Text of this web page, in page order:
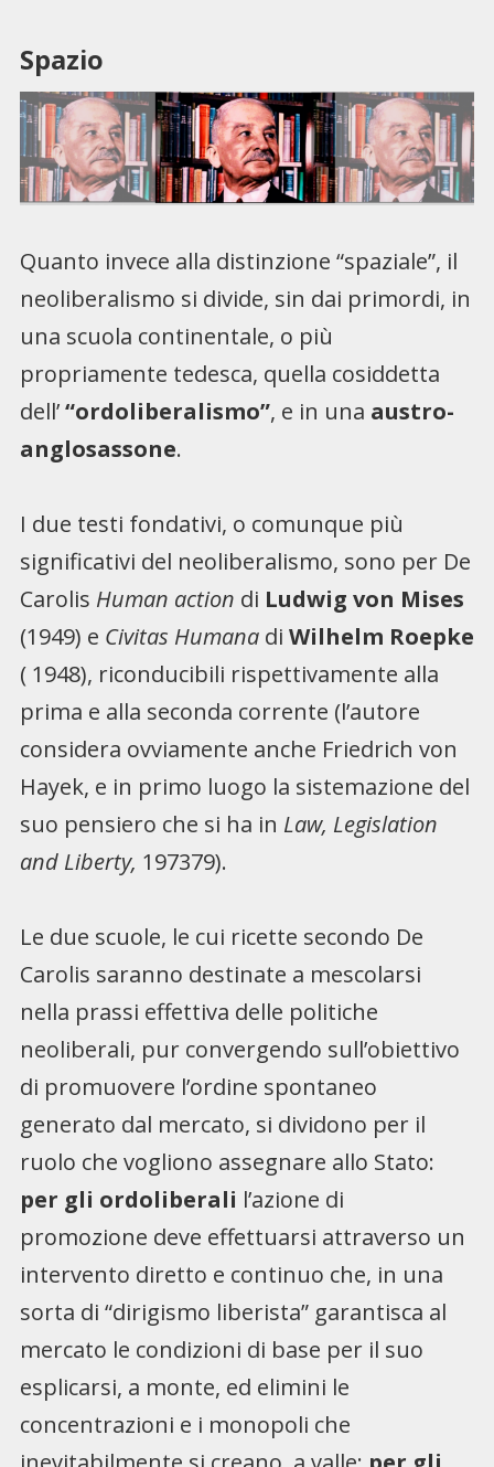
Spazio
Quanto invece alla distinzione “spaziale”, il
neoliberalismo si divide, sin dai primordi, in
una scuola continentale, o più
propriamente tedesca, quella cosiddetta
dell’“ordoliberalismo”, e in una austro-
anglosassone.
I due testi fondativi, o comunque più
significativi del neoliberalismo, sono per De
Carolis Human action di Ludwig von Mises
(1949) e Civitas Humanadi Wilhelm Roepke
( 1948), riconducibili rispettivamente alla
prima e alla seconda corrente (l’autore
considera ovviamente anche Friedrich von
Hayek, e in primo luogo la sistemazione del
suo pensiero che si ha in Law, Legislation
and Liberty, 197379).
Le due scuole, le cui ricette secondo De
Carolis saranno destinate a mescolarsi
nella prassi effettiva delle politiche
neoliberali, pur convergendo sull’obiettivo
di promuovere l’ordine spontaneo
generato dal mercato, si dividono per il
ruolo che vogliono assegnare allo Stato:
per gli ordoliberali l’azione di
promozione deve effettuarsi attraverso un
intervento diretto e continuo che, in una
sorta di “dirigismo liberista” garantisca al
mercato le condizioni di base per il suo
esplicarsi, a monte, ed elimini le
concentrazioni e i monopoli che